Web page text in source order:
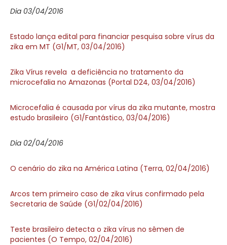
Dia 03/04/2016
Estado lança edital para financiar pesquisa sobre vírus da
zika em MT (G1/MT, 03/04/2016)
Zika Vírus revela a deficiência no tratamento da
microcefalia no Amazonas (Portal D24, 03/04/2016)
Microcefalia é causada por vírus da zika mutante, mostra
estudo brasileiro (G1/Fantástico, 03/04/2016)
Dia 02/04/2016
O cenário do zika na América Latina (Terra, 02/04/2016)
Arcos tem primeiro caso de zika vírus confirmado pela
Secretaria de Saúde (G1/02/04/2016)
Teste brasileiro detecta o zika vírus no sêmen de
pacientes (O Tempo, 02/04/2016)